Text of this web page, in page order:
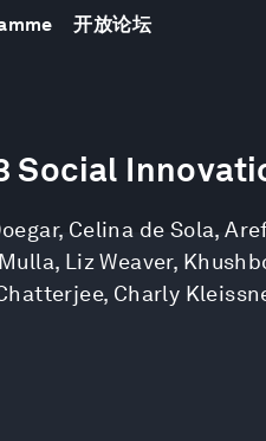
开放论坛
Social
, Celina de Sola,
, Liz Weaver,
, Charly